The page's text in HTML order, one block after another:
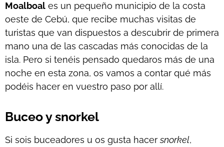
Moalboal es un pequeño municipio de la costa
oeste de Cebú, que recibe muchas visitas de
turistas que van dispuestos a descubrir de primera
mano una de las cascadas más conocidas de la
isla. Pero si tenéis pensado quedaros más de una
noche en esta zona, os vamos a contar qué más
podéis hacer en vuestro paso por allí.
Buceo y snorkel
Si sois buceadores u os gusta hacersnorkel,